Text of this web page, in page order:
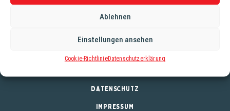
Ablehnen
Einstellungen ansehen
Cookie-RichtlinieDatenschutzerklärung
REGISTRIERUNG
GETRÄNKERECHNER
Infos
DATENSCHUTZ
IMPRESSUM